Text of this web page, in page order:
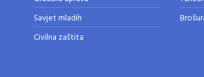
Savjet mladih
Civilna zaštita